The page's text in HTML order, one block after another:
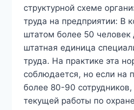
структурной схеме
труда на предприятии: В
штатом более 50
штатная единица
труда. На практике эта
соблюдается, но если на
более 80-90
текущей работы по